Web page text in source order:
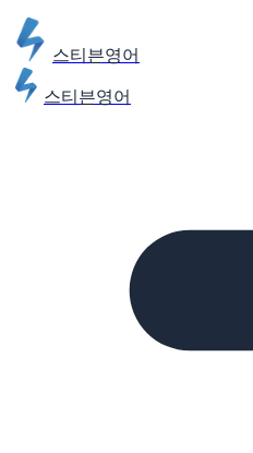
스티븐영어
스티븐영어